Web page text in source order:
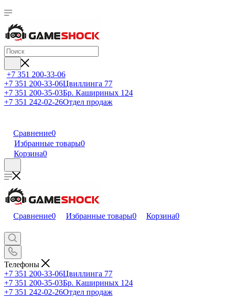
+7 351 200-33-06
+7 351 200-33-06Цвиллинга 77
+7 351 200-35-03Бр. Кашириных 124
+7 351 242-02-26Отдел продаж
Сравнение0
Избранные товары0
Корзина0
Сравнение0 Избранные товары0 Корзина0
Телефоны
+7 351 200-33-06Цвиллинга 77
+7 351 200-35-03Бр. Кашириных 124
+7 351 242-02-26Отдел продаж